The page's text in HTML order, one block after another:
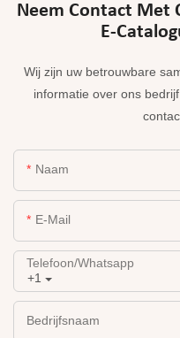
Neem Contact Met
E-
Wij zijn uw betrouwbare
informatie over ons
Naam
E-Mail
+1
Telefoon/whatsapp
Bedrijfsnaam